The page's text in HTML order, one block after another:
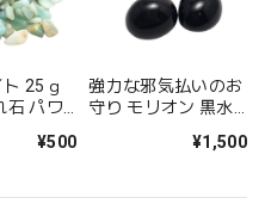
25ｇ
石 パワ
を平穏に
便 送料
¥500
強力な邪気払いのお
守り モリオン 黒水
天然石 パワーストー
け 黒い石 原石 お守
¥1,500